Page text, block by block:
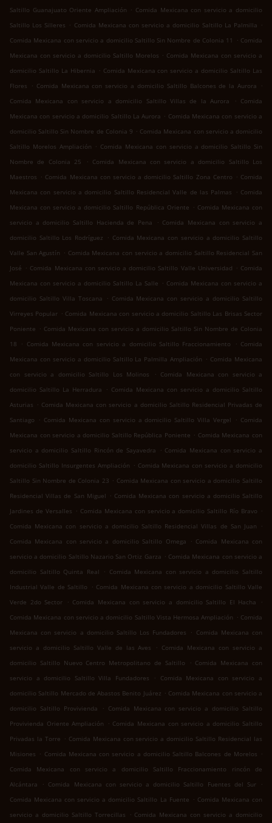
Saltillo Guanajuato Oriente Ampliación . Comida Mexicana con servicio a domicilio
Saltillo Los Silleres . Comida Mexicana con servicio a domicilio Saltillo La Palmilla .
Comida Mexicana con servicio a domicilio Saltillo Sin Nombre de Colonia 11
. Comida
Mexicana con servicio a domicilio Saltillo Morelos . Comida Mexicana con servicio a
domicilio Saltillo La Hibernia . Comida Mexicana con servicio a domicilio Saltillo Las
Flores
. Comida Mexicana con servicio a domicilio Saltillo Balcones de la Aurora
.
Comida Mexicana con servicio a domicilio Saltillo Villas de la Aurora
. Comida
Mexicana con servicio a domicilio Saltillo La Aurora . Comida Mexicana con servicio a
domicilio Saltillo Sin Nombre de Colonia 9 . Comida Mexicana con servicio a domicilio
Saltillo Morelos Ampliación . Comida Mexicana con servicio a domicilio Saltillo Sin
Nombre de Colonia 25
. Comida Mexicana con servicio a domicilio Saltillo Los
Maestros . Comida Mexicana con servicio a domicilio Saltillo Zona Centro . Comida
Mexicana con servicio a domicilio Saltillo Residencial Valle de las Palmas
. Comida
Mexicana con servicio a domicilio Saltillo República Oriente . Comida Mexicana con
servicio a domicilio Saltillo Hacienda de Pena
. Comida Mexicana con servicio a
domicilio Saltillo Los Rodríguez
. Comida Mexicana con servicio a domicilio Saltillo
Valle San Agustín . Comida Mexicana con servicio a domicilio Saltillo Residencial San
José . Comida Mexicana con servicio a domicilio Saltillo Valle Universidad . Comida
Mexicana con servicio a domicilio Saltillo La Salle . Comida Mexicana con servicio a
domicilio Saltillo Villa Toscana
. Comida Mexicana con servicio a domicilio Saltillo
Virreyes Popular . Comida Mexicana con servicio a domicilio Saltillo Las Brisas Sector
Poniente . Comida Mexicana con servicio a domicilio Saltillo Sin Nombre de Colonia
18
. Comida Mexicana con servicio a domicilio Saltillo Fraccionamiento . Comida
Mexicana con servicio a domicilio Saltillo La Palmilla Ampliación . Comida Mexicana
con servicio a domicilio Saltillo Los Molinos
. Comida Mexicana con servicio a
domicilio Saltillo La Herradura
. Comida Mexicana con servicio a domicilio Saltillo
Asturias . Comida Mexicana con servicio a domicilio Saltillo Residencial Privadas de
Santiago
. Comida Mexicana con servicio a domicilio Saltillo Villa Vergel . Comida
Mexicana con servicio a domicilio Saltillo República Poniente . Comida Mexicana con
servicio a domicilio Saltillo Rincón de Sayavedra
. Comida Mexicana con servicio a
domicilio Saltillo Insurgentes Ampliación . Comida Mexicana con servicio a domicilio
Saltillo Sin Nombre de Colonia 23 . Comida Mexicana con servicio a domicilio Saltillo
Residencial Villas de San Miguel . Comida Mexicana con servicio a domicilio Saltillo
Jardines de Versalles . Comida Mexicana con servicio a domicilio Saltillo Río Bravo .
Comida Mexicana con servicio a domicilio Saltillo Residencial Villas de San Juan
.
Comida Mexicana con servicio a domicilio Saltillo Omega
. Comida Mexicana con
servicio a domicilio Saltillo Nazario San Ortiz Garza . Comida Mexicana con servicio a
domicilio Saltillo Quinta Real
. Comida Mexicana con servicio a domicilio Saltillo
Industrial Valle de Saltillo
. Comida Mexicana con servicio a domicilio Saltillo Valle
Verde 2do Sector
. Comida Mexicana con servicio a domicilio Saltillo El Hacha
.
Comida Mexicana con servicio a domicilio Saltillo Vista Hermosa Ampliación . Comida
Mexicana con servicio a domicilio Saltillo Los Fundadores
. Comida Mexicana con
servicio a domicilio Saltillo Valle de las Aves
. Comida Mexicana con servicio a
domicilio Saltillo Nuevo Centro Metropolitano de Saltillo
. Comida Mexicana con
servicio a domicilio Saltillo Villa Fundadores
.
Comida Mexicana con servicio a
domicilio Saltillo Mercado de Abastos Benito Juárez . Comida Mexicana con servicio a
domicilio Saltillo Provivienda
. Comida Mexicana con servicio a domicilio Saltillo
Provivienda Oriente Ampliación
. Comida Mexicana con servicio a domicilio Saltillo
Privadas la Torre . Comida Mexicana con servicio a domicilio Saltillo Residencial las
Misiones . Comida Mexicana con servicio a domicilio Saltillo Balcones de Morelos .
Comida Mexicana con servicio a domicilio Saltillo Fraccionamiento rincón de
Alcántara
. Comida Mexicana con servicio a domicilio Saltillo Fuentes del Sur
.
Comida Mexicana con servicio a domicilio Saltillo La Fuente . Comida Mexicana con
servicio a domicilio Saltillo Torrecillas
. Comida Mexicana con servicio a domicilio